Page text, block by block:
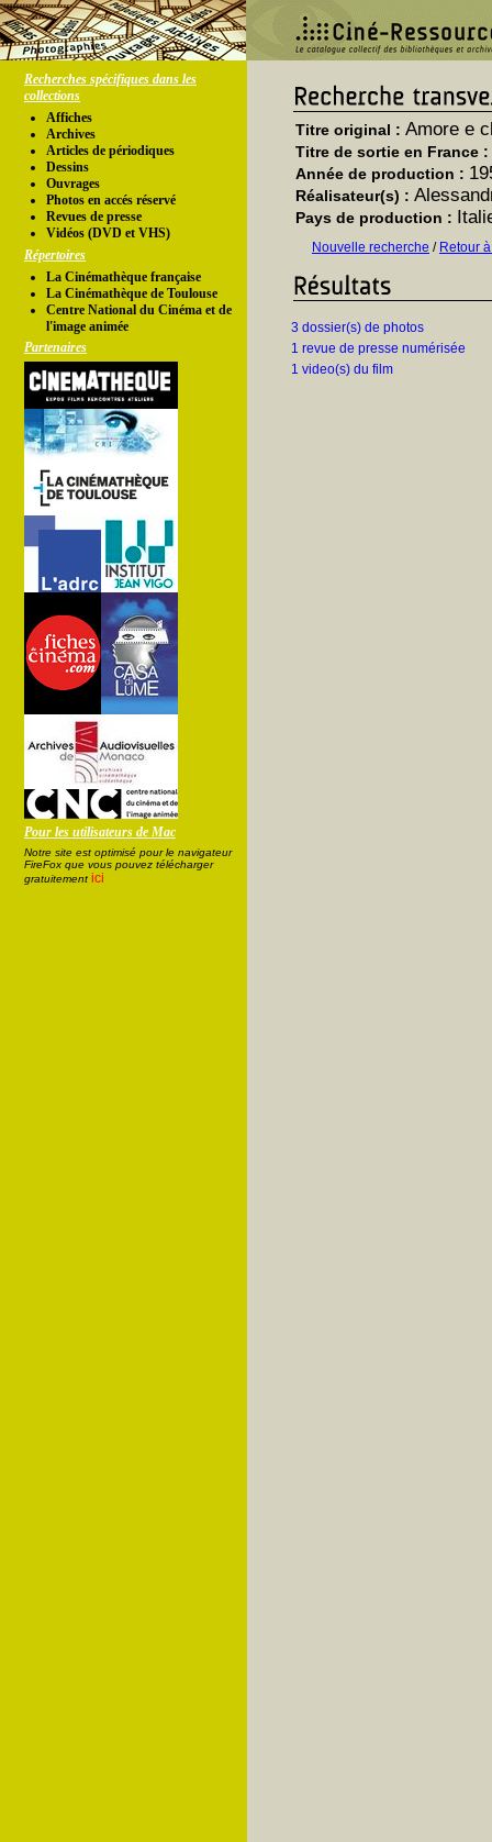
Recherches spécifiques dans les
collections
Affiches
Archives
Articles de périodiques
Dessins
Ouvrages
Photos en accés réservé
Revues de presse
Vidéos (DVD et VHS)
Répertoires
La Cinémathèque française
La Cinémathèque de Toulouse
Centre National du Cinéma et de
l'image animée
Partenaires
Pour les utilisateurs de Mac
Notre site est optimisé pour le navigateur
FireFox que vous pouvez télécharger
gratuitement ici
Titre original : Amore e
Titre de sortie en France :
Année de production :
Réalisateur(s) :
Pays de production :
Nouvelle recherche / Retour
3 dossier(s) de photos
1 revue de presse numérisée
1 video(s) du film